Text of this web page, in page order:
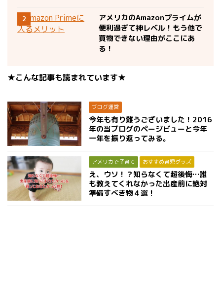
2
アメリカのAmazonプライムが
便利過ぎて神レベル！もう他で
買物できない理由がここにあ
る！
★こんな記事も読まれています★
ブログ運営
今年も有り難うございました！2016
年の当ブログのページビューと今年
一年を振り返ってみる。
アメリカで子育て おすすめ育児グッズ
え、ウソ！？知らなくて超後悔…誰
も教えてくれなかった出産前に絶対
準備すべき物４選！